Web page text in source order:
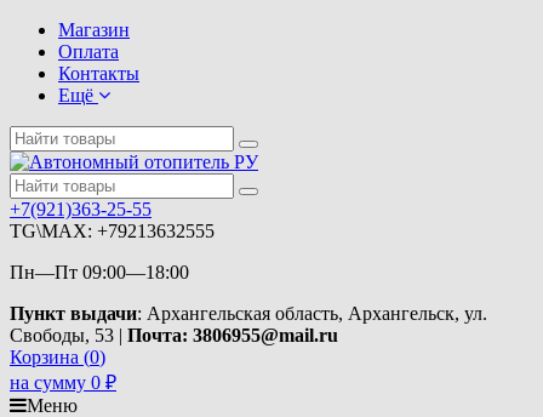
Магазин
Оплата
Контакты
Ещё
+7(921)363-25-55
TG\MAX: +79213632555
Пн—Пт 09:00—18:00
Пункт выдачи: Архангельская область, Архангельск, ул.
Свободы, 53 | Почта: 3806955@mail.ru
Корзина (0)
на сумму 0 ₽
Меню